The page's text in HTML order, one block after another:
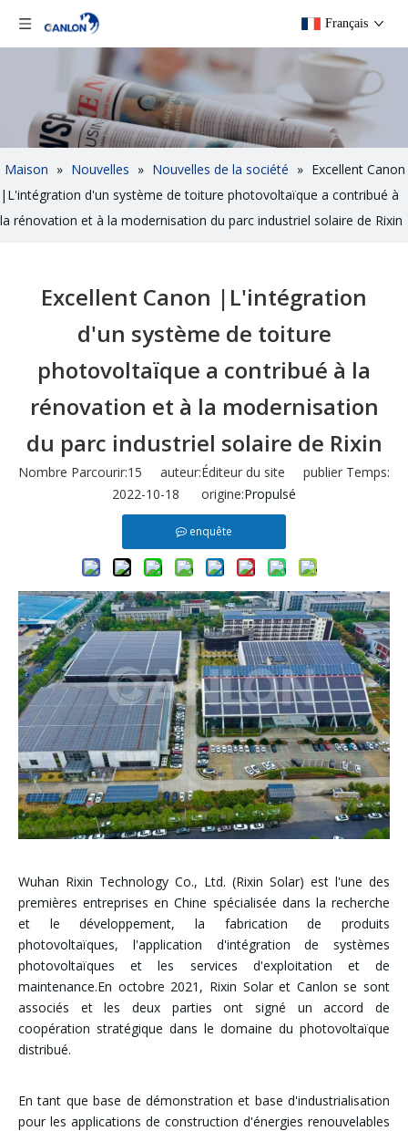
Français
Maison » Nouvelles » Nouvelles de la société » Excellent Canon
|L'intégration d'un système de toiture photovoltaïque a contribué à
la rénovation et à la modernisation du parc industriel solaire de Rixin
Excellent Canon |L'intégration
d'un système de toiture
photovoltaïque a contribué à la
rénovation et à la modernisation
du parc industriel solaire de Rixin
Nombre Parcourir:15 auteur:Éditeur du site publier Temps:
2022-10-18 origine:Propulsé
enquête
Wuhan Rixin Technology Co., Ltd. (Rixin Solar) est l'une des
premières entreprises en Chine spécialisée dans la recherche
et le développement, la fabrication de produits
photovoltaïques, l'application d'intégration de systèmes
photovoltaïques et les services d'exploitation et de
maintenance.En octobre 2021, Rixin Solar et Canlon se sont
associés et les deux parties ont signé un accord de
coopération stratégique dans le domaine du photovoltaïque
distribué.
En tant que base de démonstration et base d'industrialisation
pour les applications de construction d'énergies renouvelables